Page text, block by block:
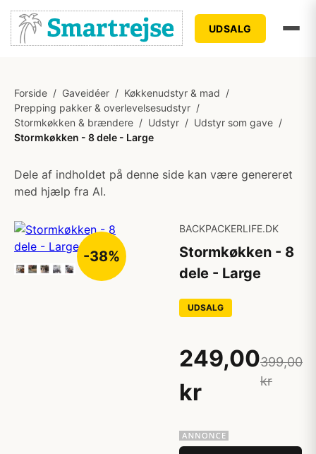
UDSALG
Forside / Gaveidéer / Køkkenudstyr & mad /
Prepping pakker & overlevelsesudstyr /
Stormkøkken & brændere / Udstyr / Udstyr som gave /
Stormkøkken - 8 dele - Large
Dele af indholdet på denne side kan være genereret
med hjælp fra AI.
-38%
BACKPACKERLIFE.DK
Stormkøkken - 8
dele - Large
UDSALG
249,00
kr
399,00
kr